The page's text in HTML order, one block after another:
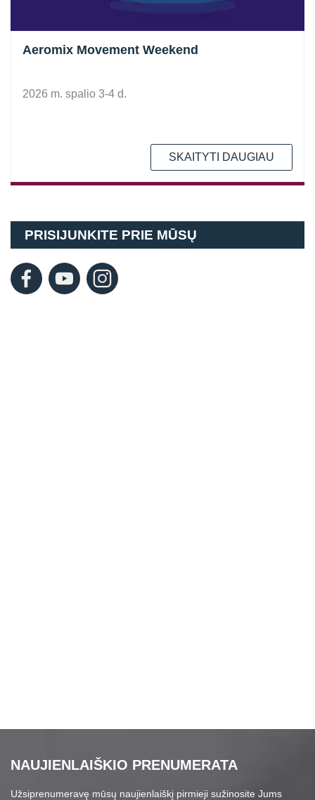
Aeromix Movement Weekend
2026 m. spalio 3-4 d.
SKAITYTI DAUGIAU
PRISIJUNKITE PRIE MŪSŲ
NAUJIENLAIŠKIO PRENUMERATA
Užsiprenumeravę mūsų naujienlaiškį pirmieji sužinosite Jums